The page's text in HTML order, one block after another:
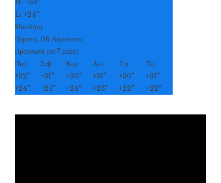
H: +33°
L: +24°
Μυτιλήνη
Πέμπτη, 06 Αύγουστος
Πρόγνωση για 7 μέρες
Παρ
Σαβ Κυρ Δευ Τρι
Τετ
+32° +31° +30° +31° +30° +31°
+24° +24° +24° +23° +22° +22°